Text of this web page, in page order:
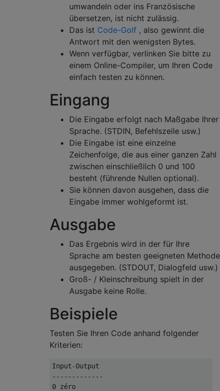
umwandeln oder ins Französische
übersetzen, ist nicht zulässig.
Das ist Code-Golf , also gewinnt die
Antwort mit den wenigsten Bytes.
Wenn verfügbar, verlinken Sie bitte zu
einem Online-Compiler, um Ihren Code
einfach testen zu können.
Eingang
Die Eingabe erfolgt nach Maßgabe Ihrer
Sprache. (STDIN, Befehlszeile usw.)
Die Eingabe ist eine einzelne
Zeichenfolge, die aus einer ganzen Zahl
zwischen einschließlich 0 und 100
besteht (führende Nullen optional).
Sie können davon ausgehen, dass die
Eingabe immer wohlgeformt ist.
Ausgabe
Das Ergebnis wird in der für Ihre
Sprache am besten geeigneten Methode
ausgegeben. (STDOUT, Dialogfeld usw.)
Groß- / Kleinschreibung spielt in der
Ausgabe keine Rolle.
Beispiele
Testen Sie Ihren Code anhand folgender
Kriterien:
Input-Output
-------------
0 zéro